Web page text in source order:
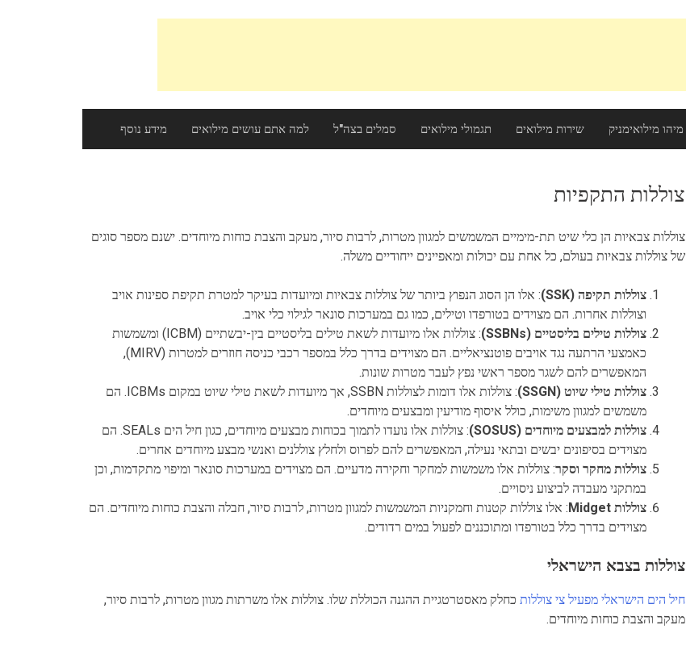
מיהו מילואימניק שירות מילואים תגמולי מילואים סמלים בצה"ל למה אתם עושים מילואים מידע נוסף
צוללות התקפיות
צוללות צבאיות הן כלי שיט תת-מימיים המשמשים למגוון מטרות, לרבות סיור, מעקב והצבת כוחות מיוחדים. ישנם מספר סוגים
של צוללות צבאיות בעולם, כל אחת עם יכולות ומאפיינים ייחודיים משלה.
צוללות תקיפה (SSK)
: אלו הן הסוג הנפוץ ביותר של צוללות צבאיות ומיועדות בעיקר למטרת תקיפת ספינות אויב
וצוללות אחרות. הם מצוידים בטורפדו וטילים, כמו גם במערכות סונאר לגילוי כלי אויב.
צוללות טילים בליסטיים (SSBNs)
: צוללות אלו מיועדות לשאת טילים בליסטיים בין-יבשתיים (ICBM) ומשמשות
כאמצעי הרתעה נגד אויבים פוטנציאליים. הם מצוידים בדרך כלל במספר רכבי כניסה חוזרים למטרות (MIRV),
המאפשרים להם לשגר מספר ראשי נפץ לעבר מטרות שונות.
צוללות טילי שיוט (SSGN)
: צוללות אלו דומות לצוללות SSBN, אך מיועדות לשאת טילי שיוט במקום ICBMs. הם
משמשים למגוון משימות, כולל איסוף מודיעין ומבצעים מיוחדים.
צוללות למבצעים מיוחדים (SOSUS)
: צוללות אלו נועדו לתמוך בכוחות מבצעים מיוחדים, כגון חיל הים SEALs. הם
מצוידים בסיפונים יבשים ובתאי נעילה, המאפשרים להם לפרוס ולחלץ צוללנים ואנשי מבצע מיוחדים אחרים.
צוללות מחקר וסקר: צוללות אלו משמשות למחקר וחקירה מדעיים. הם מצוידים במערכות סונאר ומיפוי מתקדמות, וכן
במתקני מעבדה לביצוע ניסויים.
צוללות Midget
: אלו צוללות קטנות וחמקניות המשמשות למגוון מטרות, לרבות סיור, חבלה והצבת כוחות מיוחדים. הם
מצוידים בדרך כלל בטורפדו ומתוכננים לפעול במים רדודים.
צוללות בצבא הישראלי
חיל הים הישראלי מפעיל צי צוללות כחלק מאסטרטגיית ההגנה הכוללת שלו. צוללות אלו משרתות מגוון מטרות, לרבות סיור,
מעקב והצבת כוחות מיוחדים.